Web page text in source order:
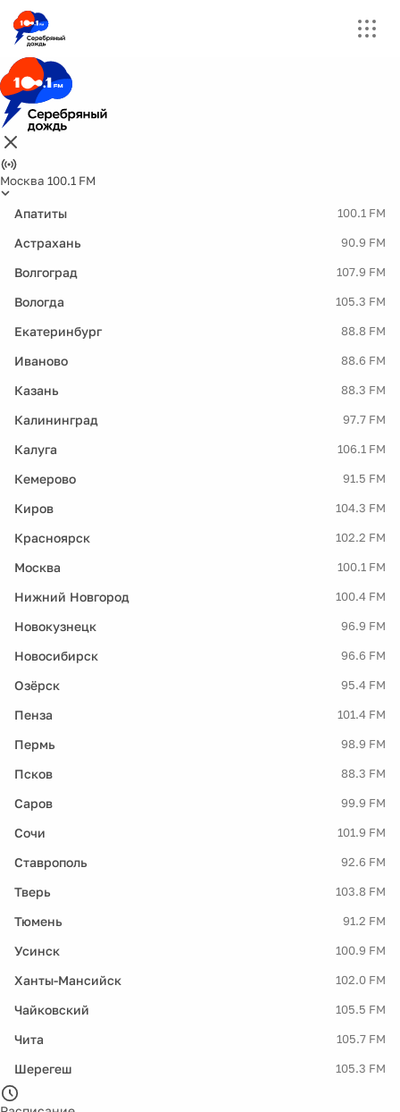
Москва 100.1 FM
Апатиты 100.1 FM
Астрахань 90.9 FM
Волгоград 107.9 FM
Вологда 105.3 FM
Екатеринбург 88.8 FM
Иваново 88.6 FM
Казань 88.3 FM
Калининград 97.7 FM
Калуга 106.1 FM
Кемерово 91.5 FM
Киров 104.3 FM
Красноярск 102.2 FM
Москва 100.1 FM
Нижний Новгород 100.4 FM
Новокузнецк 96.9 FM
Новосибирск 96.6 FM
Озёрск 95.4 FM
Пенза 101.4 FM
Пермь 98.9 FM
Псков 88.3 FM
Саров 99.9 FM
Сочи 101.9 FM
Ставрополь 92.6 FM
Тверь 103.8 FM
Тюмень 91.2 FM
Усинск 100.9 FM
Ханты-Мансийск 102.0 FM
Чайковский 105.5 FM
Чита 105.7 FM
Шерегеш 105.3 FM